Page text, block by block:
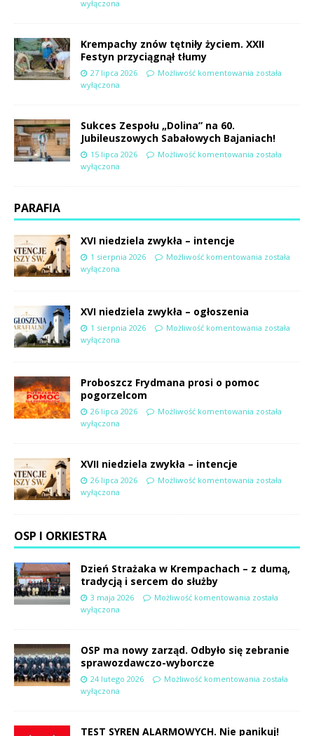
wyłączona
Krempachy znów tętniły życiem. XXII
Festyn przyciągnął tłumy
27 lipca 2026 Możliwość komentowania została
wyłączona
Sukces Zespołu „Dolina” na 60.
Jubileuszowych Sabałowych Bajaniach!
15 lipca 2026 Możliwość komentowania została
wyłączona
PARAFIA
XVI niedziela zwykła – intencje
1 sierpnia 2026 Możliwość komentowania została
wyłączona
XVI niedziela zwykła – ogłoszenia
1 sierpnia 2026 Możliwość komentowania została
wyłączona
Proboszcz Frydmana prosi o pomoc
pogorzelcom
26 lipca 2026 Możliwość komentowania została
wyłączona
XVII niedziela zwykła – intencje
26 lipca 2026 Możliwość komentowania została
wyłączona
OSP I ORKIESTRA
Dzień Strażaka w Krempachach – z dumą,
tradycją i sercem do służby
3 maja 2026 Możliwość komentowania została
wyłączona
OSP ma nowy zarząd. Odbyło się zebranie
sprawozdawczo-wyborcze
24 lutego 2026 Możliwość komentowania została
wyłączona
TEST SYREN ALARMOWYCH. Nie panikuj!